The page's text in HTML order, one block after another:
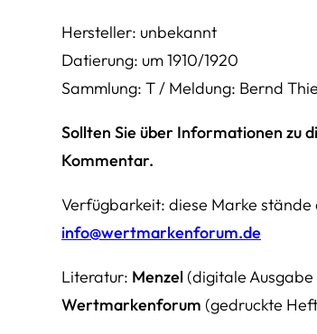
Hersteller: unbekannt
Datierung: um 1910/1920
Sammlung: T / Meldung: Bernd
Sollten Sie über Informationen zu
Kommentar.
Verfügbarkeit: diese Marke stände
info@wertmarkenforum.de
Literatur: Menzel (digitale Ausgabe
Wertmarkenforum (gedruckte